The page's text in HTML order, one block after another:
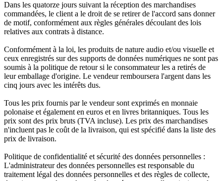
Dans les quatorze jours suivant la réception des marchandises
commandées, le client a le droit de se retirer de l'accord sans donner
de motif, conformément aux règles générales découlant des lois
relatives aux contrats à distance.
Conformément à la loi, les produits de nature audio et/ou visuelle et
ceux enregistrés sur des supports de données numériques ne sont pas
soumis à la politique de retour si le consommateur les a retirés de
leur emballage d'origine. Le vendeur remboursera l'argent dans les
cinq jours avec les intérêts dus.
Tous les prix fournis par le vendeur sont exprimés en monnaie
polonaise et également en euros et en livres britanniques. Tous les
prix sont des prix bruts (TVA incluse). Les prix des marchandises
n'incluent pas le coût de la livraison, qui est spécifié dans la liste des
prix de livraison.
Politique de confidentialité et sécurité des données personnelles :
L'administrateur des données personnelles est responsable du
traitement légal des données personnelles et des règles de collecte,